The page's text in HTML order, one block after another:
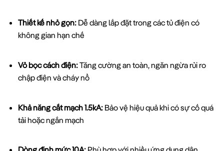
Thiết kế nhỏ gọn:Dễ dàng lắp đặt trong các tủ điện có
không gian hạn chế
Vỏ bọc cách điện:Tăng cường an toàn, ngăn ngừa rủi ro
chập điện và cháy nổ
Khả năng cắt mạch 1.5kA:Bảo vệ hiệu quả khi có sự cố quá
tải hoặc ngắn mạch